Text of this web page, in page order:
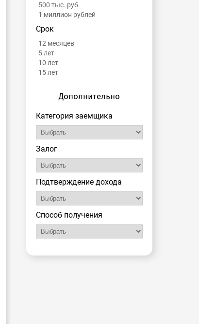
500 тыс. руб.
1 миллион рублей
Срок
12 месяцев
5 лет
10 лет
15 лет
Дополнительно
Категория заемщика
Залог
Подтверждение дохода
Способ получения